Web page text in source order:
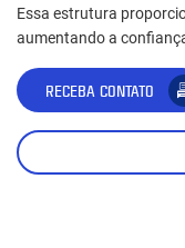
Essa estrutura
aumentando a
RECEBA CONTATO